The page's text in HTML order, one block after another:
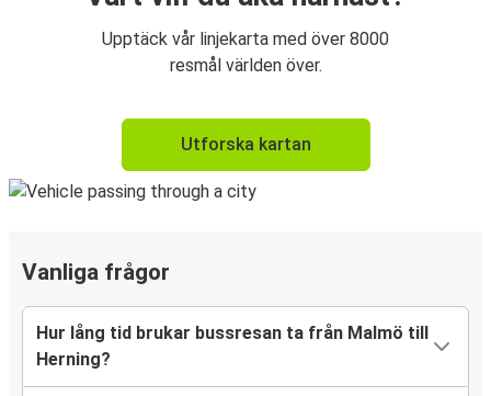
Upptäck vår linjekarta med över 8000
resmål världen över.
Utforska kartan
Vanliga frågor
Hur lång tid brukar bussresan ta från Malmö till
Herning?